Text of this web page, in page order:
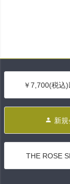
￥7,700(税込
新
THE ROSE